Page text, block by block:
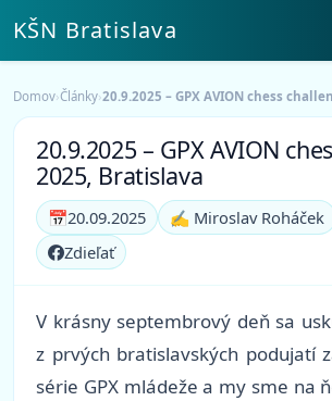
KŠN Bratislava
Domov›Články›20.9.2025 – GPX AVION chess
20.9.2025 – GPX AVION
2025, Bratislava
📅20.09.2025 ✍️ Miroslav Roháček
Zdieľať
V krásny septembrový deň sa
z prvých bratislavských podujatí
série GPX mládeže a my sme na